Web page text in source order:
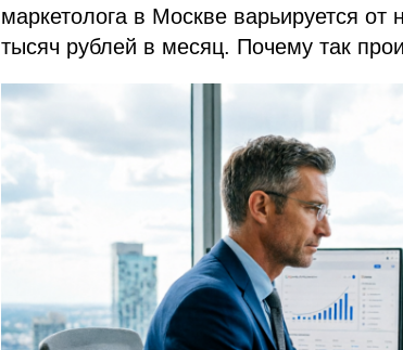
маркетолога в Москве варьируется от
тысяч рублей в месяц. Почему так